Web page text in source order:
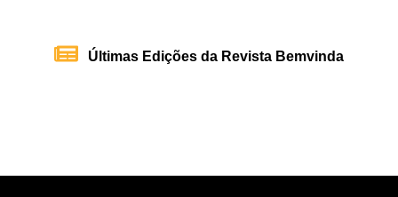
Últimas Edições da Revista Bemvinda